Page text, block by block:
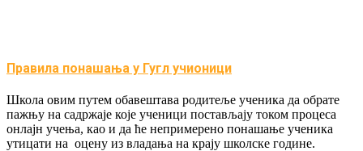
Правила понашања у Гугл учионици
Школа овим путем обавештава родитеље ученика да обрате
пажњу на садржаје које ученици постављају током процеса
онлајн учења, као и да ће непримерено понашање ученика
утицати на оцену из владања на крају школске године.